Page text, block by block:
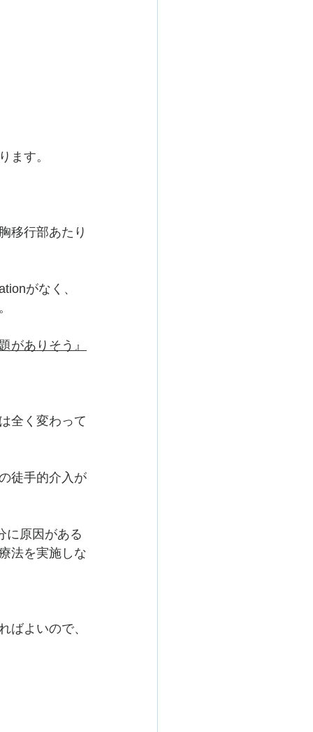
ます。
移行部あたり
がなく、
がありそう』
全く変わって
徒手的介入が
に原因がある
法を実施しな
ばよいので、